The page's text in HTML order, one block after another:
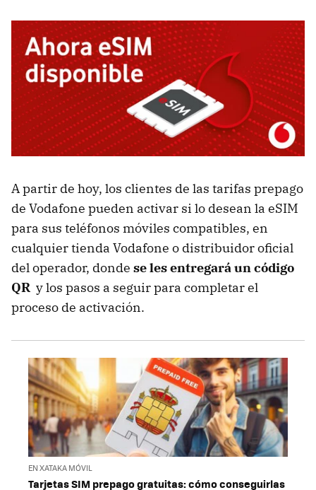
A partir de hoy, los clientes de las tarifas prepago
de Vodafone pueden activar si lo desean la eSIM
para sus teléfonos móviles compatibles, en
cualquier tienda Vodafone o distribuidor oficial
del operador, donde se les entregará un código
QR y los pasos a seguir para completar el
proceso de activación.
EN XATAKA MÓVIL
Tarjetas SIM prepago gratuitas: cómo conseguirlas